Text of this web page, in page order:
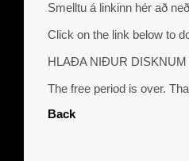
Smelltu á linkinn hér að
Click on the link below to
HLAÐA NIÐUR DISKNUM
The free period is over.
Back